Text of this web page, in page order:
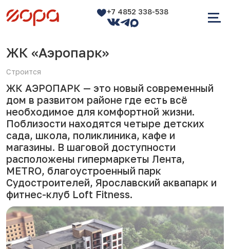
+7 4852 338-538
ЖК «Аэропарк»
Строится
ЖК АЭРОПАРК — это новый современный
дом в развитом районе где есть всё
необходимое для комфортной жизни.
Поблизости находятся четыре детских
сада, школа, поликлиника, кафе и
магазины. В шаговой доступности
расположены гипермаркеты Лента,
METRO, благоустроенный парк
Судостроителей, Ярославский аквапарк и
фитнес-клуб Loft Fitness.